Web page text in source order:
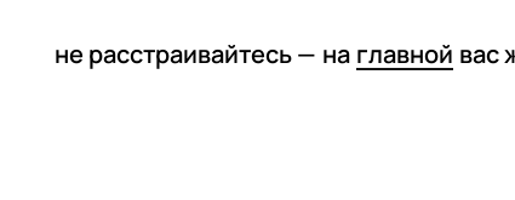
не расстраивайтесь — на главной вас